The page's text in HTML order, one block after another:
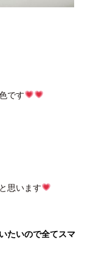
です
思います
たいので全てスマ